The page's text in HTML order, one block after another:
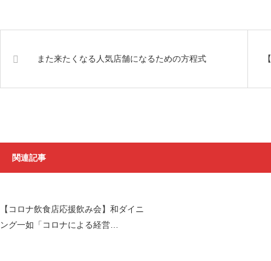
また来たくなる人気店舗になるための方程式
関連記事
【コロナ飲食店応援飲み会】和ダイニ
ング一如「コロナによる経営…